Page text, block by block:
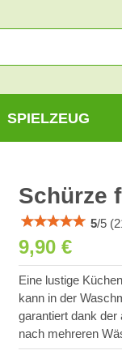
SPIELZEUG
Schürze
5/5 (
9,90 €
Eine lustige
kann in der
garantiert dank der
nach mehreren